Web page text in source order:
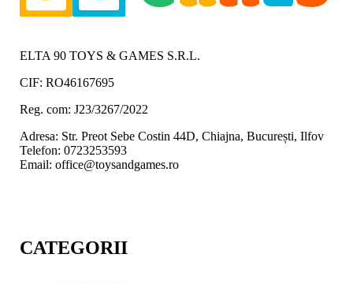
ELTA 90 TOYS & GAMES S.R.L.
CIF: RO46167695
Reg. com: J23/3267/2022
Adresa: Str. Preot Sebe Costin 44D, Chiajna, București, Ilfov
Telefon: 0723253593
Email: office@toysandgames.ro
CATEGORII